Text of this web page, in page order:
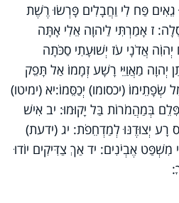
פַּח לִי וַחֲבָלִים פָּרְשׂוּ רֶשֶׁת
ז אָמַרְתִּי לַיהוָה אֵלִי אָתָּה
יְהוִֹה אֲדֹנָי עֹז יְשׁוּעָתִי סַכֹּתָה
יְהוָה מַאֲוַיֵּי רָשָׁע זְמָמוֹ אַל תָּפֵק
(יכסומו) יְכַסֵּמוֹ:יא (ימיטו)
בְּמַהֲמֹרוֹת בַּל יָקוּמוּ: יב אִישׁ
רָע יְצוּדֶנּוּ לְמַדְחֵפֹת: יג (ידעת)
מִשְׁפַּט אֶבְיֹנִים: יד אַךְ צַדִּיקִים יוֹדוּ